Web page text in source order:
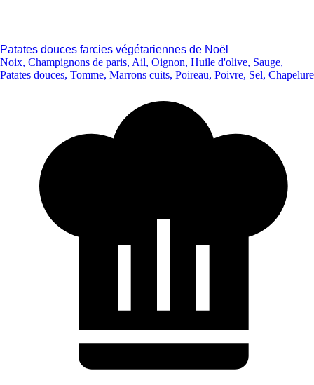
Patates douces farcies végétariennes de Noël
Noix, Champignons de paris, Ail, Oignon, Huile d'olive, Sauge,
Patates douces, Tomme, Marrons cuits, Poireau, Poivre, Sel, Chapelure